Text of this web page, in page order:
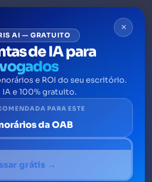
resumo,
e livros
do ordenamento
o ramo do direito que
jurídicas, como os
×
AI — GRATUITO
de IA para
e ROI do seu escritório.
e 100% gratuito.
PARA ESTE
da OAB
grátis →